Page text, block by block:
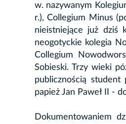
w. nazywanym
r.),Collegium Minus
nieistniejące już dziś
neogotyckie kolegia
Collegium
Sobieski. Trzy wieki
publicznością
papież Jan Paweł II -
Dokumentowaniem